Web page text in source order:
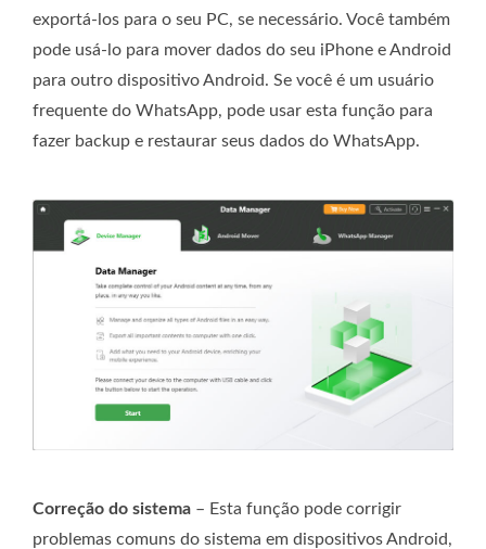
exportá-los para o seu PC, se necessário. Você também
pode usá-lo para mover dados do seu iPhone e Android
para outro dispositivo Android. Se você é um usuário
frequente do WhatsApp, pode usar esta função para
fazer backup e restaurar seus dados do WhatsApp.
Correção do sistema – Esta função pode corrigir
problemas comuns do sistema em dispositivos Android,